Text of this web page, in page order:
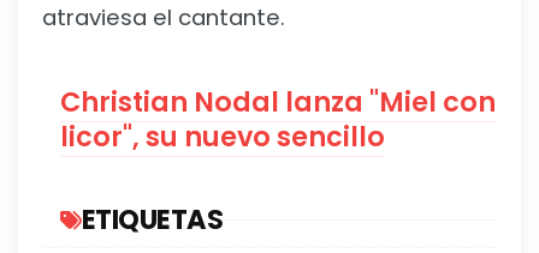
atraviesa el cantante.
Christian Nodal lanza "Miel con
licor", su nuevo sencillo
ETIQUETAS